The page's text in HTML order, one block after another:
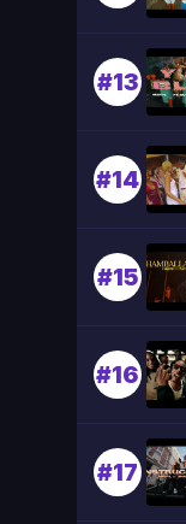
#13
#14
#15
#16
#17